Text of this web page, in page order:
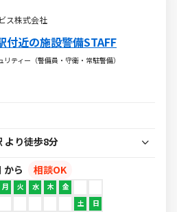
ス株式会社
付近の施設警備STAFF
リティー（警備員・守衛・常駐警備）
より徒歩8分
から
相談OK
月 火 水 木 金
土 日